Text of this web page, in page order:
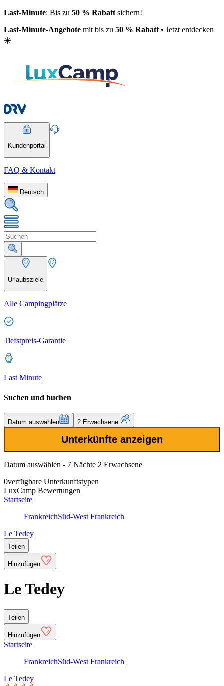
Last-Minute: Bis zu 50 % Rabatt sichern!
Last-Minute-Angebote mit bis zu 50 % Rabatt • Jetzt entdecken
☀️
Kundenportal
FAQ & Kontakt
Deutsch
Urlaubsziele
Alle Campingplätze
Tiefstpreis-Garantie
Last Minute
Suchen und buchen
Datum auswählen 2 Erwachsene
Unterkünfte anzeigen
Datum auswählen - 7 Nächte 2 Erwachsene
0verfügbare Unterkunftstypen
LuxCamp Bewertungen
Startseite
FrankreichSüd-West Frankreich
Le Tedey
Teilen
Hinzufügen
Le Tedey
Teilen
Hinzufügen
Startseite
FrankreichSüd-West Frankreich
Le Tedey